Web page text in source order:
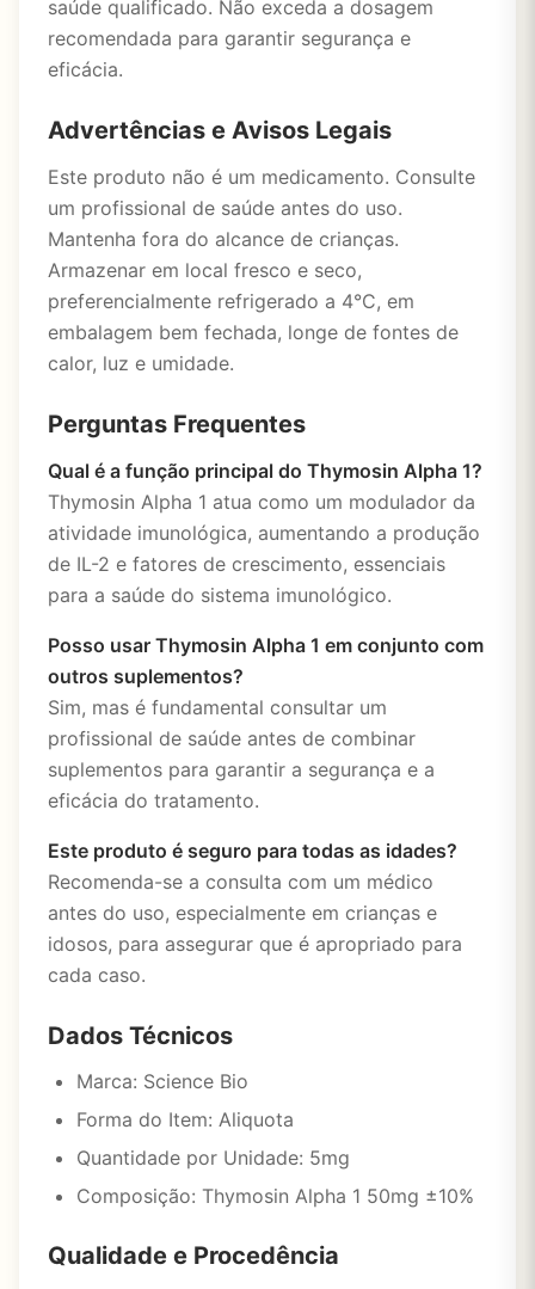
saúde qualificado. Não exceda a dosagem
recomendada para garantir segurança e
eficácia.
Advertências e Avisos Legais
Este produto não é um medicamento. Consulte
um profissional de saúde antes do uso.
Mantenha fora do alcance de crianças.
Armazenar em local fresco e seco,
preferencialmente refrigerado a 4°C, em
embalagem bem fechada, longe de fontes de
calor, luz e umidade.
Perguntas Frequentes
Qual é a função principal do Thymosin Alpha 1?
Thymosin Alpha 1 atua como um modulador da
atividade imunológica, aumentando a produção
de IL-2 e fatores de crescimento, essenciais
para a saúde do sistema imunológico.
Posso usar Thymosin Alpha 1 em conjunto com
outros suplementos?
Sim, mas é fundamental consultar um
profissional de saúde antes de combinar
suplementos para garantir a segurança e a
eficácia do tratamento.
Este produto é seguro para todas as idades?
Recomenda-se a consulta com um médico
antes do uso, especialmente em crianças e
idosos, para assegurar que é apropriado para
cada caso.
Dados Técnicos
Marca: Science Bio
Forma do Item: Aliquota
Quantidade por Unidade: 5mg
Composição: Thymosin Alpha 1 50mg ±10%
Qualidade e Procedência